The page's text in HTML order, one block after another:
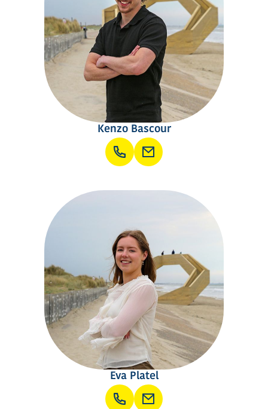
Kenzo Bascour
Eva Platel